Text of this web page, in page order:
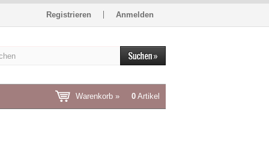
Registrieren Anmelden
Warenkorb » 0 Artikel